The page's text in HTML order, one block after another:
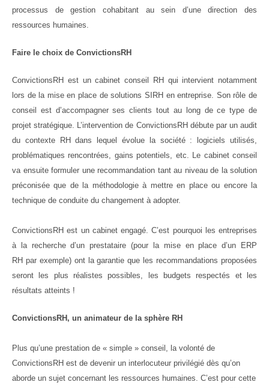
processus de gestion cohabitant au sein d’une direction des
ressources humaines.
Faire le choix de ConvictionsRH
ConvictionsRH est uncabinet conseil RH qui intervient notamment
lors de la mise en place de solutions SIRH en entreprise. Son rôle de
conseil est d’accompagner ses clients tout au long de ce type de
projet stratégique. L’intervention de ConvictionsRH débute par un audit
du contexte RH dans lequel évolue la société : logiciels utilisés,
problématiques rencontrées, gains potentiels, etc. Le cabinet conseil
va ensuite formuler une recommandation tant au niveau de la solution
préconisée que de la méthodologie à mettre en place ou encore la
technique de conduite du changement à adopter.
ConvictionsRH est un cabinet engagé. C’est pourquoi les entreprises
à la recherche d’un prestataire (pour la mise en place d’un
ERP
RH par exemple) ont la garantie que les recommandations proposées
seront les plus réalistes possibles, les budgets respectés et les
résultats atteints !
ConvictionsRH, un animateur de la sphère RH
Plus qu’une prestation de « simple » conseil, la volonté de
ConvictionsRH est de devenir un interlocuteur privilégié dès qu’on
aborde un sujet concernant les ressources humaines. C’est pour cette